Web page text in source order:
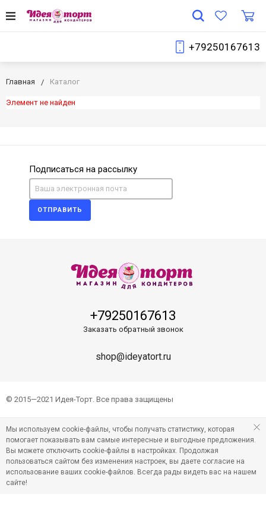
+79250167613
Главная Каталог
Элемент не найден
Подписаться на рассылку
ОТПРАВИТЬ
+79250167613
Заказать обратный звонок
shop@ideyatort.ru
© 2015—2021 Идея-Торт. Все права защищены
Мы используем cookie-файлы, чтобы получать статистику, которая
помогает показывать вам самые интересные и выгодные предложения.
Вы можете отключить cookie-файлы в настройках. Продолжая
пользоваться сайтом без изменения настроек, вы даете согласие на
использование ваших cookie-файлов. Всегда рады видеть вас на нашем
сайте!